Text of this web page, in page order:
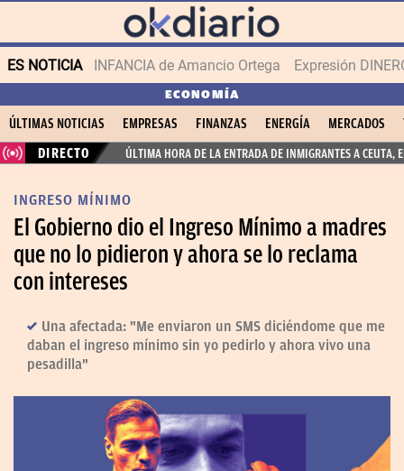
ES NOTICIA INFANCIA de Amancio Ortega Expresión
ECONOMÍA
ÚLTIMAS NOTICIAS EMPRESAS FINANZAS ENERGÍA MERCADOS
DIRECTO
ÚLTIMA HORA DE LA ENTRADA DE INMIGRANTES A CEUTA,
INGRESO MÍNIMO
El Gobierno dio el Ingreso Mínimo a madres
que no lo pidieron y ahora se lo reclama
con intereses
Una afectada: "Me enviaron un SMS diciéndome que me
daban el ingreso mínimo sin yo pedirlo y ahora vivo una
pesadilla"